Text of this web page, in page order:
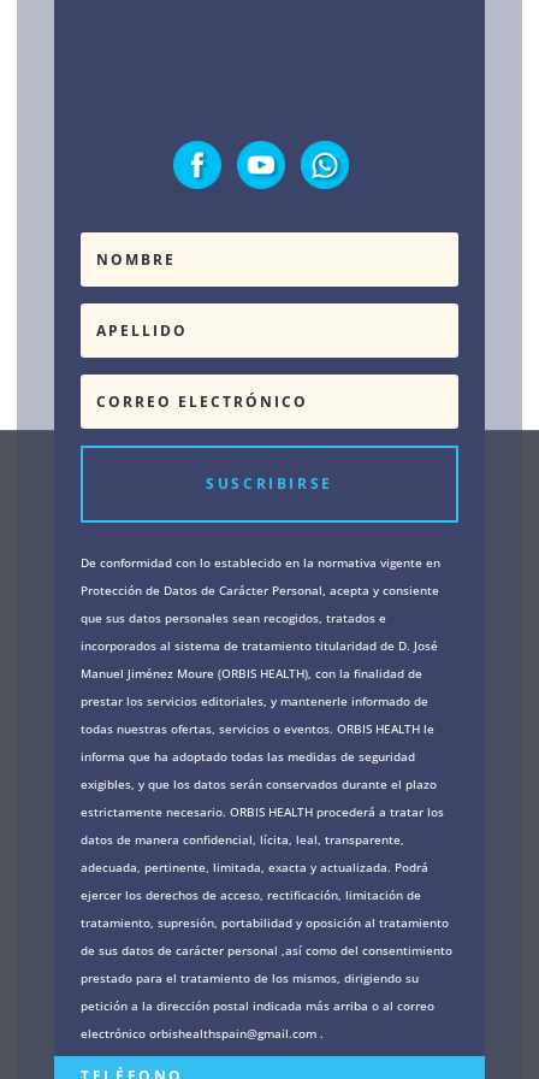
SUSCRIBIRSE
De conformidad con lo establecido en la normativa vigente en
Protección de Datos de Carácter Personal, acepta y consiente
que sus datos personales sean recogidos, tratados e
incorporados al sistema de tratamiento titularidad de D. José
Manuel Jiménez Moure (ORBIS HEALTH), con la finalidad de
prestar los servicios editoriales, y mantenerle informado de
todas nuestras ofertas, servicios o eventos. ORBIS HEALTH le
informa que ha adoptado todas las medidas de seguridad
exigibles, y que los datos serán conservados durante el plazo
estrictamente necesario. ORBIS HEALTH procederá a tratar los
datos de manera confidencial, lícita, leal, transparente,
adecuada, pertinente, limitada, exacta y actualizada. Podrá
ejercer los derechos de acceso, rectificación, limitación de
tratamiento, supresión, portabilidad y oposición al tratamiento
de sus datos de carácter personal ,así como del consentimiento
prestado para el tratamiento de los mismos, dirigiendo su
petición a la dirección postal indicada más arriba o al correo
electrónico orbishealthspain@gmail.com .